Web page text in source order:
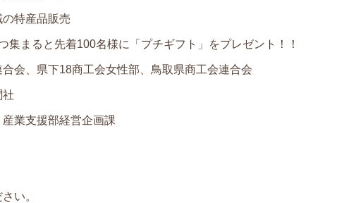
産品販売
先着100名様に「プチギフト」をプレゼント！！
、県下18商工会女性部、鳥取県商工会連合会
業支援部経営企画課
い。